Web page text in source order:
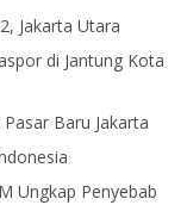
Jakarta Utara
di Jantung Kota
Baru Jakarta
Ungkap Penyebab